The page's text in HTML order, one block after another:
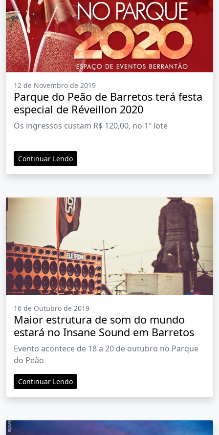
12 de Novembro de 2019
Parque do Peão de Barretos terá festa
especial de Réveillon 2020
Os ingressos custam R$ 120,00, no 1º lote
Continuar Lendo
16 de Outubro de 2019
Maior estrutura de som do mundo
estará no Insane Sound em Barretos
Evento acontece de 18 a 20 de outubro no Parque
do Peão
Continuar Lendo